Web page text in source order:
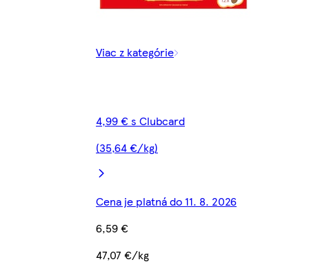
Viac z kategórie
4,99 € s Clubcard
(35,64 €/kg)
Cena je platná do 11. 8. 2026
6,59 €
47,07 €/kg